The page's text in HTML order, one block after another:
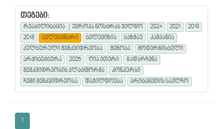
თეგები:
რეაბილიტაცია ევროპა ნოსტრას ჯილდო 2024 2021
2019
2018
ტელეცენტრი ტელევიზია საზმაუ
კამპანია
კულტურული მემკვიდრეობა
შენობა
მოდერნისტული
არქიტექტურა
2025 ღია ეთერი
გადარჩენა
მემკვიდრეობის პლატფორმა
კონკურსი
ჩემი მემკვიდრეობა
დაჯილდოება ბრიტანეთის საელჩო
1